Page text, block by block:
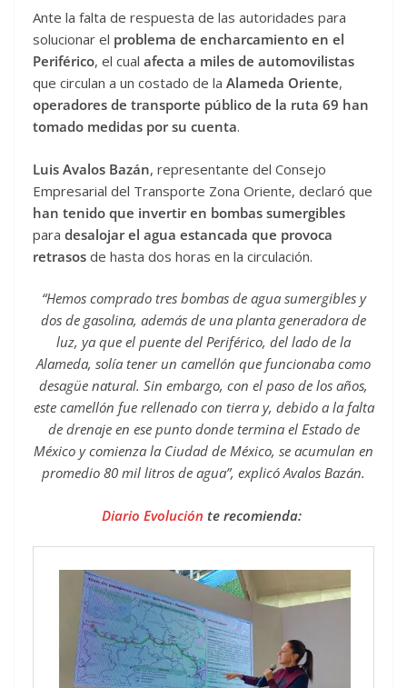
Ante la falta de respuesta de las autoridades para
solucionar el problema de encharcamiento en el
Periférico, el cual afecta a miles de automovilistas
que circulan a un costado de la Alameda Oriente,
operadores de transporte público de la ruta 69 han
tomado medidas por su cuenta.
Luis Avalos Bazán, representante del Consejo
Empresarial del Transporte Zona Oriente, declaró que
han tenido que invertir en bombas sumergibles
para desalojar el agua estancada que provoca
retrasos de hasta dos horas en la circulación.
“Hemos comprado tres bombas de agua sumergibles y
dos de gasolina, además de una planta generadora de
luz, ya que el puente del Periférico, del lado de la
Alameda, solía tener un camellón que funcionaba como
desagüe natural. Sin embargo, con el paso de los años,
este camellón fue rellenado con tierra y, debido a la falta
de drenaje en ese punto donde termina el Estado de
México y comienza la Ciudad de México, se acumulan en
promedio 80 mil litros de agua”, explicó Avalos Bazán.
Diario Evolución te recomienda: